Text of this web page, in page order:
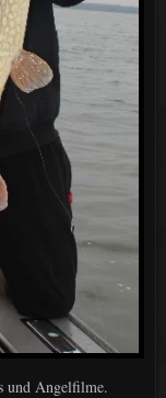
und Angelfilme.